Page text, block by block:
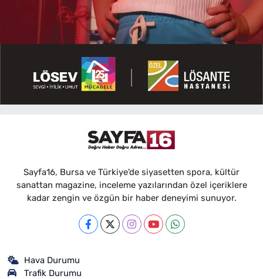
Sayfa16, Bursa ve Türkiye'de siyasetten spora, kültür
sanattan magazine, inceleme yazılarından özel içeriklere
kadar zengin ve özgün bir haber deneyimi sunuyor.
Hava Durumu
Trafik Durumu